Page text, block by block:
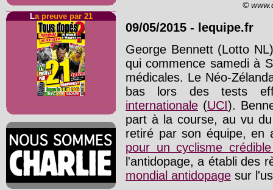
La preuve par 21
©
09/05/2015 - lequipe.fr
George Bennett (Lotto
qui commence samedi à
médicales. Le Néo-
bas lors des tests
internationale (UCI).
part à la course, au vu
retiré par son équipe, en
pour un cyclisme
l'antidopage, a établi des
mondial antidopage sur